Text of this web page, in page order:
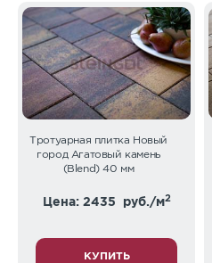
Тротуарная плитка Новый
город Агатовый камень
(Blend) 40 мм
Цена: 2435 руб./м2
КУПИТЬ